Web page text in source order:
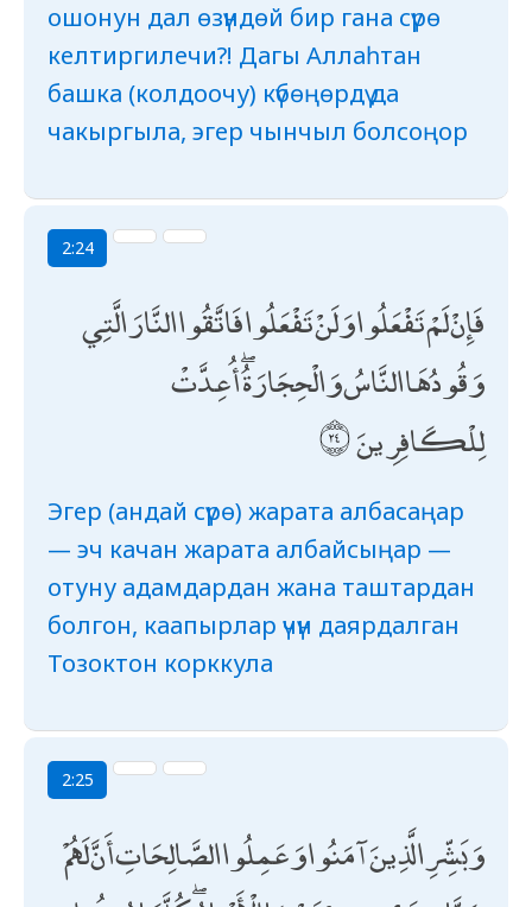
ошонун дал өзүндөй бир гана сүрө
келтиргилечи?! Дагы Аллаһтан
башка (колдоочу) күбөңөрдү да
чакыргыла, эгер чынчыл болсоңор
2:24
فَإِنْ لَمْ تَفْعَلُوا وَلَنْ تَفْعَلُوا فَاتَّقُوا النَّارَ الَّتِي
وَقُودُهَا النَّاسُ وَالْحِجَارَةُ ۖ أُعِدَّتْ
لِلْكَافِرِينَ
Эгер (андай сүрө) жарата албасаңар
— эч качан жарата албайсыңар —
отуну адамдардан жана таштардан
болгон, каапырлар үчүн даярдалган
Тозоктон корккула
2:25
وَبَشِّرِ الَّذِينَ آمَنُوا وَعَمِلُوا الصَّالِحَاتِ أَنَّ لَهُمْ